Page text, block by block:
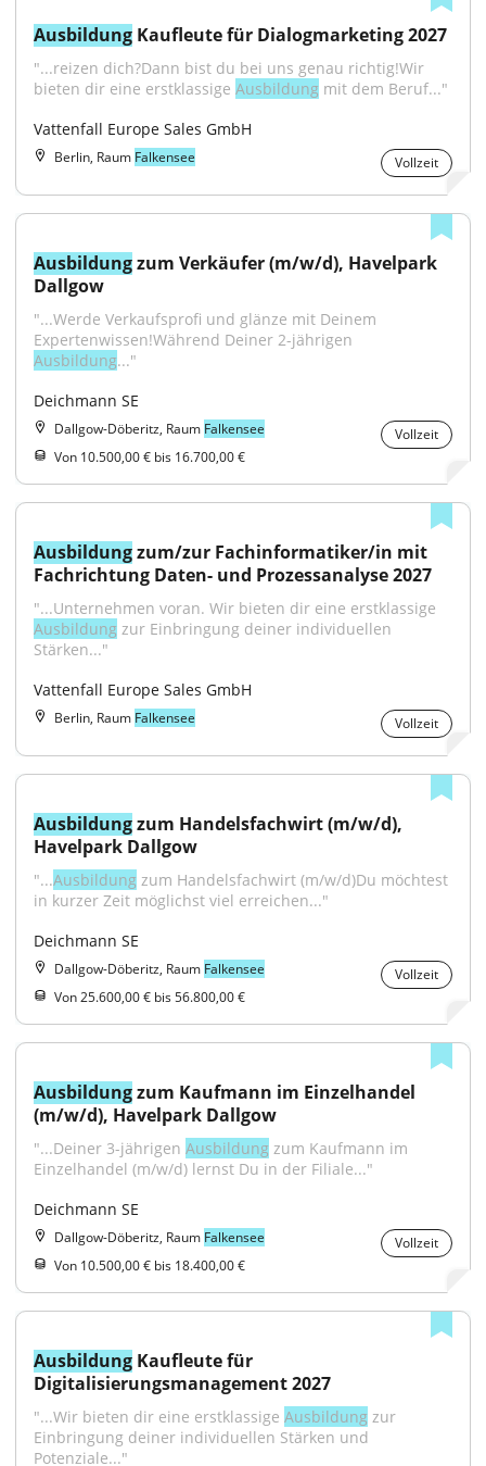
Ausbildung Kaufleute für Dialogmarketing 2027
"...reizen dich?Dann bist du bei uns genau richtig!Wir
bieten dir eine erstklassige Ausbildung mit dem Beruf..."
Vattenfall Europe Sales GmbH
Berlin, Raum Falkensee Vollzeit
Ausbildung zum Verkäufer (m/w/d), Havelpark
Dallgow
"...Werde Verkaufsprofi und glänze mit Deinem
Ausbildung..."
Deichmann SE
Dallgow-Döberitz, Raum Falkensee
Vollzeit
Von 10.500,00 € bis 16.700,00 €
Ausbildung zum/zur Fachinformatiker/in mit
Fachrichtung Daten- und Prozessanalyse 2027
Ausbildung zur Einbringung deiner individuellen
Stärken..."
Vattenfall Europe Sales GmbH
Berlin, Raum Falkensee Vollzeit
Ausbildung zum Handelsfachwirt (m/w/d),
Havelpark Dallgow
"...Ausbildung zum Handelsfachwirt (m/w/d)Du möchtest
in kurzer Zeit möglichst viel erreichen..."
Deichmann SE
Dallgow-Döberitz, Raum Falkensee
Vollzeit
Von 25.600,00 € bis 56.800,00 €
Ausbildung zum Kaufmann im Einzelhandel
(m/w/d), Havelpark Dallgow
"...Deiner 3-jährigen Ausbildung zum Kaufmann im
Einzelhandel (m/w/d) lernst Du in der Filiale..."
Deichmann SE
Dallgow-Döberitz, Raum Falkensee
Vollzeit
Von 10.500,00 € bis 18.400,00 €
Ausbildung Kaufleute für
Digitalisierungsmanagement 2027
"...Wir bieten dir eine erstklassige Ausbildung zur
Einbringung deiner individuellen Stärken und
Potenziale..."